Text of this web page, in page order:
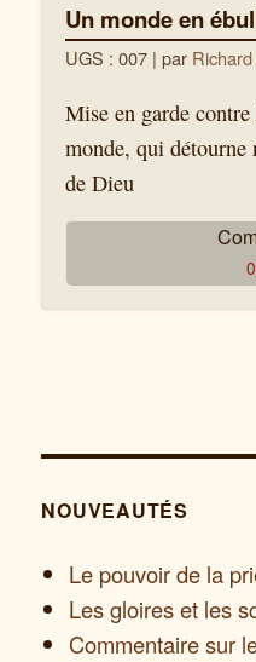
Un monde en
UGS : 007 | par
Mise en garde
monde, qui détourne
de Dieu
NOUVEAUTÉS
Le pouvoir de la
Les gloires et les
Commentaire sur